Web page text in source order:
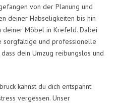
von der Planung und
deiner Habseligkeiten bis hin
deiner Möbel in Krefeld. Dabei
sorgfältige und professionelle
dein Umzug reibungslos und
kannst du dich entspannt
vergessen. Unser